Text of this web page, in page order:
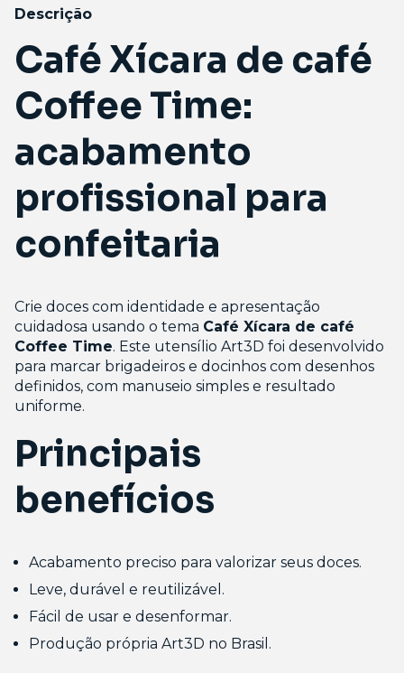
Descrição
Café Xícara de café
Coffee Time:
acabamento
profissional para
confeitaria
Crie doces com identidade e apresentação
cuidadosa usando o tema Café Xícara de café
Coffee Time. Este utensílio Art3D foi desenvolvido
para marcar brigadeiros e docinhos com desenhos
definidos, com manuseio simples e resultado
uniforme.
Principais
benefícios
Acabamento preciso para valorizar seus doces.
Leve, durável e reutilizável.
Fácil de usar e desenformar.
Produção própria Art3D no Brasil.